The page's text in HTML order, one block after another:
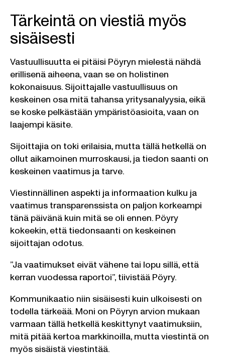
Tärkeintä on viestiä myös
sisäisesti
Vastuullisuutta ei pitäisi Pöyryn mielestä nähdä
erillisenä aiheena, vaan se on holistinen
kokonaisuus. Sijoittajalle vastuullisuus on
keskeinen osa mitä tahansa yritysanalyysia, eikä
se koske pelkästään ympäristöasioita, vaan on
laajempi käsite.
Sijoittajia on toki erilaisia, mutta tällä hetkellä on
ollut aikamoinen murroskausi, ja tiedon saanti on
keskeinen vaatimus ja tarve.
Viestinnällinen aspekti ja informaation kulku ja
vaatimus transparenssista on paljon korkeampi
tänä päivänä kuin mitä se oli ennen. Pöyry
kokeekin, että tiedonsaanti on keskeinen
sijoittajan odotus.
”Ja vaatimukset eivät vähene tai lopu sillä, että
kerran vuodessa raportoi”, tiivistää Pöyry.
Kommunikaatio niin sisäisesti kuin ulkoisesti on
todella tärkeää. Moni on Pöyryn arvion mukaan
varmaan tällä hetkellä keskittynyt vaatimuksiin,
mitä pitää kertoa markkinoilla, mutta viestintä on
myös sisäistä viestintää.